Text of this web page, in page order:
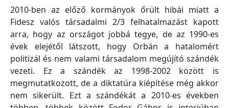
2010-ben az előző kormányok őrült hibái miatt a
Fidesz valós társadalmi 2/3 felhatalmazást kapott
arra, hogy az országot jobbá tegye, de az 1990-es
évek elejétől látszott, hogy Orbán a hatalomért
politizál és nem valami társadalom megújító szándék
vezeti. Ez a szándék az 1998-2002 között is
megmutatkozott, de a diktatúra kiépítése még akkor
nem sikerült. Ezt a szándékát a 2010-es években